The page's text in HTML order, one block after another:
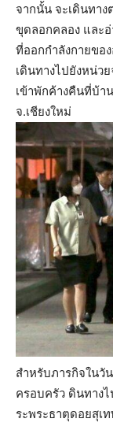
จากนั้น จะเดินทา
ขุดลอกคลอง และอ่
ที่ออกกำลังกายขอ
เดินทางไปยังหน่ว
เข้าพักค้างคืนที่บ้า
จ.เชียงใหม่
สำหรับภารกิจในวั
ครอบครัว ดินทาง
ระพระธาตุดอยสุเ